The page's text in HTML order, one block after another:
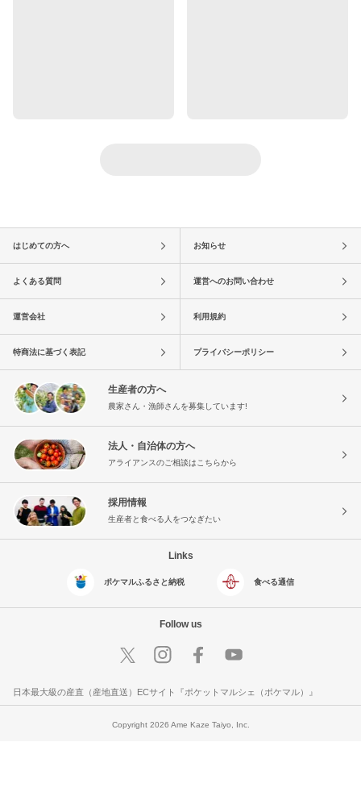
はじめての方へ お知らせ
よくある質問 運営へのお問い合わせ
運営会社 利用規約
特商法に基づく表記 プライバシーポリシー
生産者の方へ
農家さん・漁師さんを募集しています!
法人・自治体の方へ
アライアンスのご相談はこちらから
採用情報
生産者と食べる人をつなぎたい
Links
ポケマルふるさと納税 食べる通信
Follow us
日本最大級の産直（産地直送）ECサイト『ポケットマルシェ（ポケマル）』
Copyright 2026 Ame Kaze Taiyo, Inc.